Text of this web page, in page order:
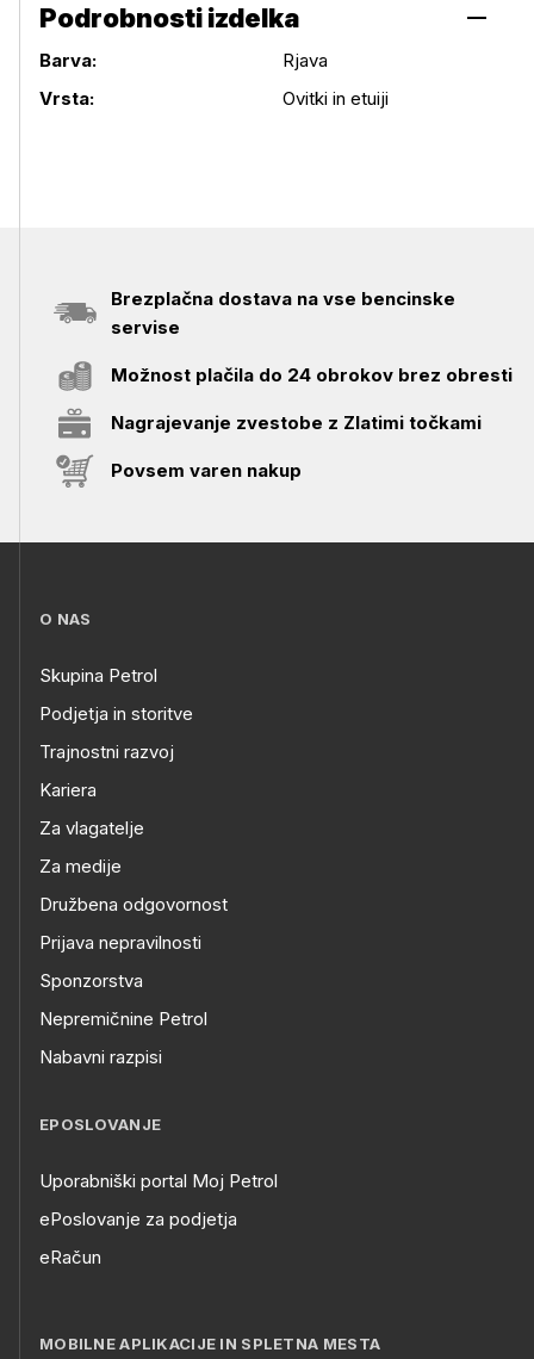
Podrobnosti izdelka
Barva:
Rjava
Vrsta:
Ovitki in etuiji
Brezplačna dostava na vse bencinske
servise
Možnost plačila do 24 obrokov brez obresti
Nagrajevanje zvestobe z Zlatimi točkami
Povsem varen nakup
O NAS
Skupina Petrol
Podjetja in storitve
Trajnostni razvoj
Kariera
Za vlagatelje
Za medije
Družbena odgovornost
Prijava nepravilnosti
Sponzorstva
Nepremičnine Petrol
Nabavni razpisi
EPOSLOVANJE
Uporabniški portal Moj Petrol
ePoslovanje za podjetja
eRačun
MOBILNE APLIKACIJE IN SPLETNA MESTA